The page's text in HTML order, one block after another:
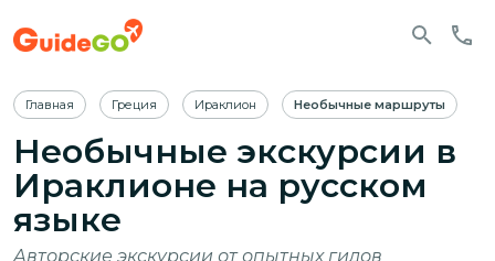
Главная Греция Ираклион Необычные маршруты
Необычные экскурсии в
Ираклионе на русском
языке
Авторские экскурсии от опытных гидов